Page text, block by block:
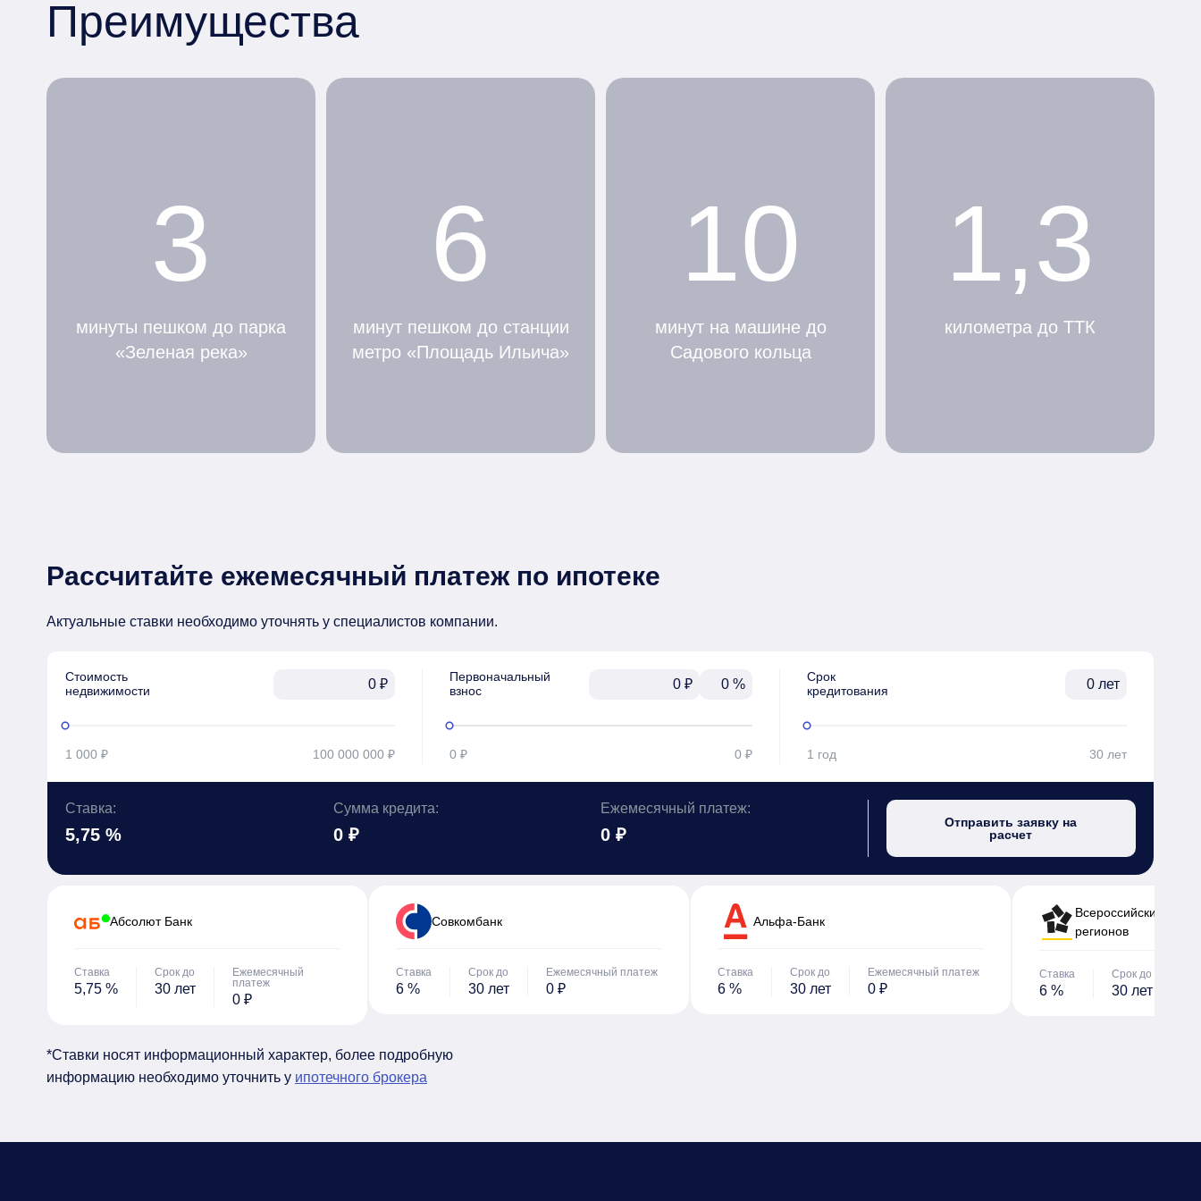
Преимущества
3
минуты пешком до парка
«Зеленая река»
6
минут пешком до станции
метро «Площадь Ильича»
10
минут на машине до
Садового кольца
1,3
километра до ТТК
Рассчитайте ежемесячный платеж по ипотеке
Актуальные ставки необходимо уточнять у специалистов компании.
Стоимость
недвижимости
₽
1 000 ₽ 100 000 000 ₽
Первоначальный
взнос
₽ %
0 ₽ 0 ₽
Срок
кредитования
лет
1 год 30 лет
Ставка:
5,75 %
Сумма кредита:
0 ₽
Ежемесячный платеж:
0 ₽
Отправить заявку на
расчет
Абсолют Банк
Ставка
5,75 %
Срок до
30 лет
Ежемесячный
платеж
0 ₽
Cовкомбанк
Ставка
6 %
Срок до
30 лет
Ежемесячный платеж
0 ₽
Альфа-Банк
Ставка
6 %
Срок до
30 лет
Ежемесячный платеж
0 ₽
Всероссийский банк
регионов
Ставка
6 %
Срок до
30 лет
*Ставки носят информационный характер, более подробную
информацию необходимо уточнить у ипотечного брокера